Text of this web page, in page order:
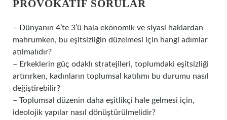
PROVOKATIF SORULAR
– Dünyanın 4’te 3’ü hala ekonomik ve siyasi haklardan
mahrumken, bu eşitsizliğin düzelmesi için hangi adımlar
atılmalıdır?
– Erkeklerin güç odaklı stratejileri, toplumdaki eşitsizliği
artırırken, kadınların toplumsal katılımı bu durumu nasıl
değiştirebilir?
– Toplumsal düzenin daha eşitlikçi hale gelmesi için,
ideolojik yapılar nasıl dönüştürülmelidir?